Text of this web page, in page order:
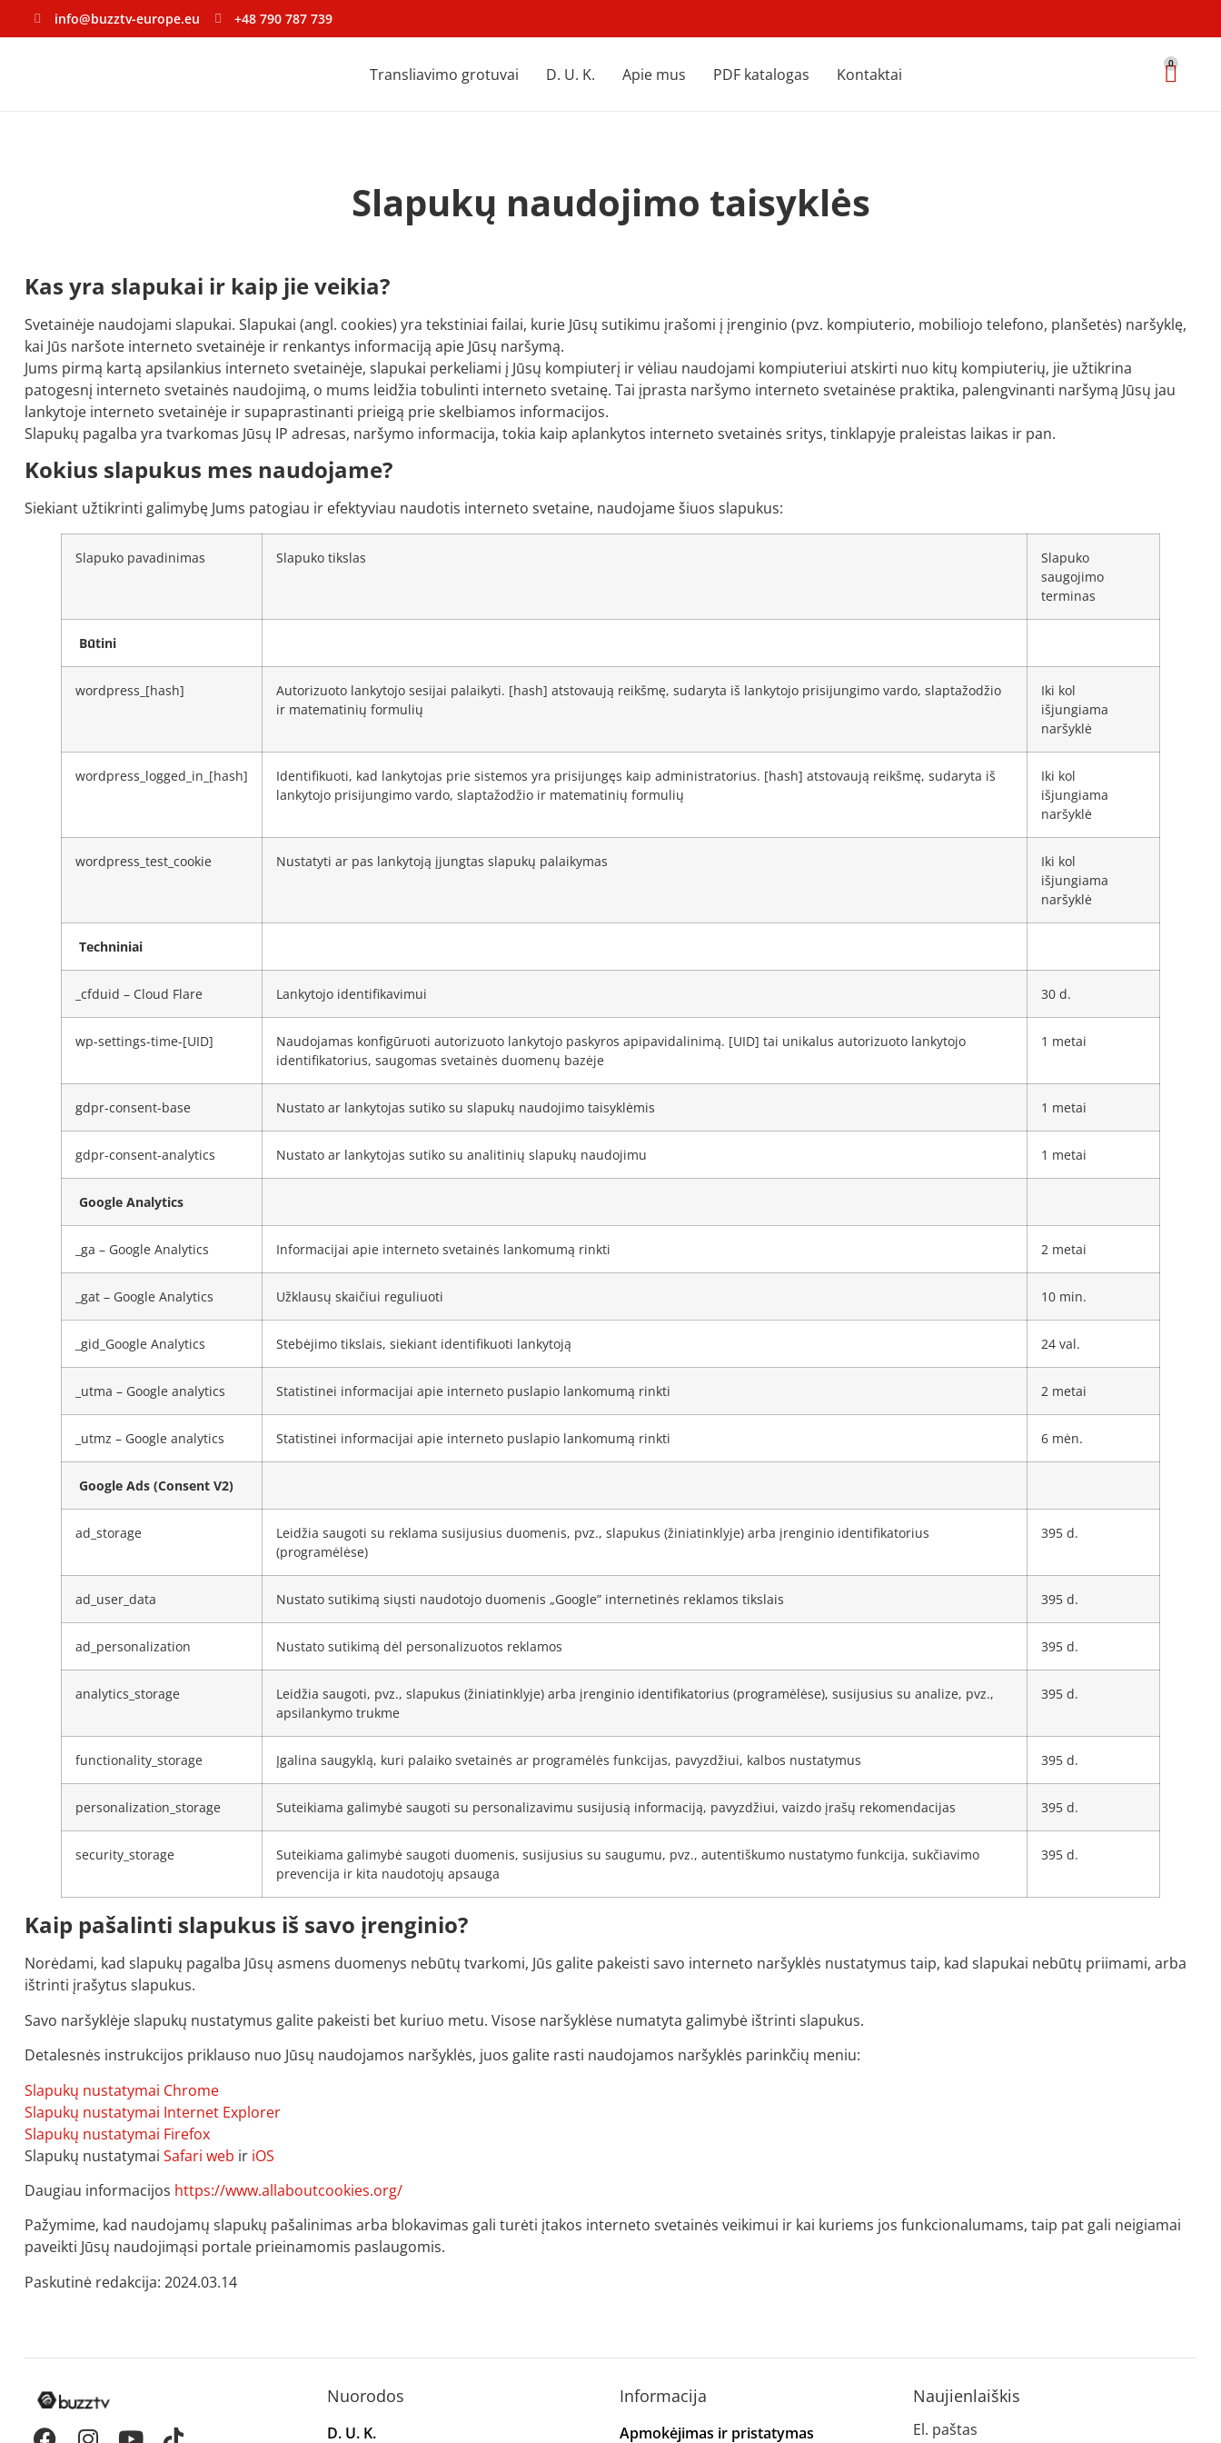
info@buzztv-europe.eu ‪+48 790 787 739‬
Transliavimo grotuvai D. U. K. Apie mus PDF katalogas Kontaktai
0
Slapukų naudojimo taisyklės
Kas yra slapukai ir kaip jie veikia?
Svetainėje naudojami slapukai. Slapukai (angl. cookies) yra tekstiniai failai, kurie Jūsų sutikimu įrašomi į įrenginio (pvz. kompiuterio, mobiliojo telefono, planšetės) naršyklę,
kai Jūs naršote interneto svetainėje ir renkantys informaciją apie Jūsų naršymą.
Jums pirmą kartą apsilankius interneto svetainėje, slapukai perkeliami į Jūsų kompiuterį ir vėliau naudojami kompiuteriui atskirti nuo kitų kompiuterių, jie užtikrina
patogesnį interneto svetainės naudojimą, o mums leidžia tobulinti interneto svetainę. Tai įprasta naršymo interneto svetainėse praktika, palengvinanti naršymą Jūsų jau
lankytoje interneto svetainėje ir supaprastinanti prieigą prie skelbiamos informacijos.
Slapukų pagalba yra tvarkomas Jūsų IP adresas, naršymo informacija, tokia kaip aplankytos interneto svetainės sritys, tinklapyje praleistas laikas ir pan.
Kokius slapukus mes naudojame?
Siekiant užtikrinti galimybę Jums patogiau ir efektyviau naudotis interneto svetaine, naudojame šiuos slapukus:
Slapuko pavadinimas Slapuko tikslas
Slapuko
saugojimo
terminas
Būtini
wordpress_[hash]
Autorizuoto lankytojo sesijai palaikyti. [hash] atstovaują reikšmę, sudaryta iš lankytojo prisijungimo vardo, slaptažodžio
ir matematinių formulių
Iki kol
išjungiama
naršyklė
wordpress_logged_in_[hash]
Identifikuoti, kad lankytojas prie sistemos yra prisijungęs kaip administratorius. [hash] atstovaują reikšmę, sudaryta iš
lankytojo prisijungimo vardo, slaptažodžio ir matematinių formulių
Iki kol
išjungiama
naršyklė
wordpress_test_cookie Nustatyti ar pas lankytoją įjungtas slapukų palaikymas
Iki kol
išjungiama
naršyklė
Techniniai
_cfduid – Cloud Flare Lankytojo identifikavimui 30 d.
wp-settings-time-[UID]
Naudojamas konfigūruoti autorizuoto lankytojo paskyros apipavidalinimą. [UID] tai unikalus autorizuoto lankytojo
identifikatorius, saugomas svetainės duomenų bazėje
1 metai
gdpr-consent-base Nustato ar lankytojas sutiko su slapukų naudojimo taisyklėmis 1 metai
gdpr-consent-analytics Nustato ar lankytojas sutiko su analitinių slapukų naudojimu 1 metai
Google Analytics
_ga – Google Analytics Informacijai apie interneto svetainės lankomumą rinkti 2 metai
_gat – Google Analytics Užklausų skaičiui reguliuoti 10 min.
_gid_Google Analytics Stebėjimo tikslais, siekiant identifikuoti lankytoją 24 val.
_utma – Google analytics Statistinei informacijai apie interneto puslapio lankomumą rinkti 2 metai
_utmz – Google analytics Statistinei informacijai apie interneto puslapio lankomumą rinkti 6 mėn.
Google Ads (Consent V2)
ad_storage
Leidžia saugoti su reklama susijusius duomenis, pvz., slapukus (žiniatinklyje) arba įrenginio identifikatorius
(programėlėse)
395 d.
ad_user_data Nustato sutikimą siųsti naudotojo duomenis „Google” internetinės reklamos tikslais 395 d.
ad_personalization Nustato sutikimą dėl personalizuotos reklamos 395 d.
analytics_storage
Leidžia saugoti, pvz., slapukus (žiniatinklyje) arba įrenginio identifikatorius (programėlėse), susijusius su analize, pvz.,
apsilankymo trukme
395 d.
functionality_storage Įgalina saugyklą, kuri palaiko svetainės ar programėlės funkcijas, pavyzdžiui, kalbos nustatymus 395 d.
personalization_storage Suteikiama galimybė saugoti su personalizavimu susijusią informaciją, pavyzdžiui, vaizdo įrašų rekomendacijas 395 d.
security_storage
Suteikiama galimybė saugoti duomenis, susijusius su saugumu, pvz., autentiškumo nustatymo funkcija, sukčiavimo
prevencija ir kita naudotojų apsauga
395 d.
Kaip pašalinti slapukus iš savo įrenginio?
Norėdami, kad slapukų pagalba Jūsų asmens duomenys nebūtų tvarkomi, Jūs galite pakeisti savo interneto naršyklės nustatymus taip, kad slapukai nebūtų priimami, arba
ištrinti įrašytus slapukus.
Savo naršyklėje slapukų nustatymus galite pakeisti bet kuriuo metu. Visose naršyklėse numatyta galimybė ištrinti slapukus.
Detalesnės instrukcijos priklauso nuo Jūsų naudojamos naršyklės, juos galite rasti naudojamos naršyklės parinkčių meniu:
Slapukų nustatymai Chrome
Slapukų nustatymai Internet Explorer
Slapukų nustatymai Firefox
Slapukų nustatymai Safari web ir iOS
Daugiau informacijos https://www.allaboutcookies.org/
Pažymime, kad naudojamų slapukų pašalinimas arba blokavimas gali turėti įtakos interneto svetainės veikimui ir kai kuriems jos funkcionalumams, taip pat gali neigiamai
paveikti Jūsų naudojimąsi portale prieinamomis paslaugomis.
Paskutinė redakcija: 2024.03.14
Nuorodos
D. U. K.
Informacija
Apmokėjimas ir pristatymas
Naujienlaiškis
El. paštas